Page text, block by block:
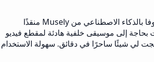
لقد كان مؤلف بوسا نوفا بالذكاء الاصطناعي من Musely منقذًا
إلى موسيقى خلفية هادئة لمقطع فيديو
لي شيئًا ساحرًا في دقائق. سهولة الاستخدام